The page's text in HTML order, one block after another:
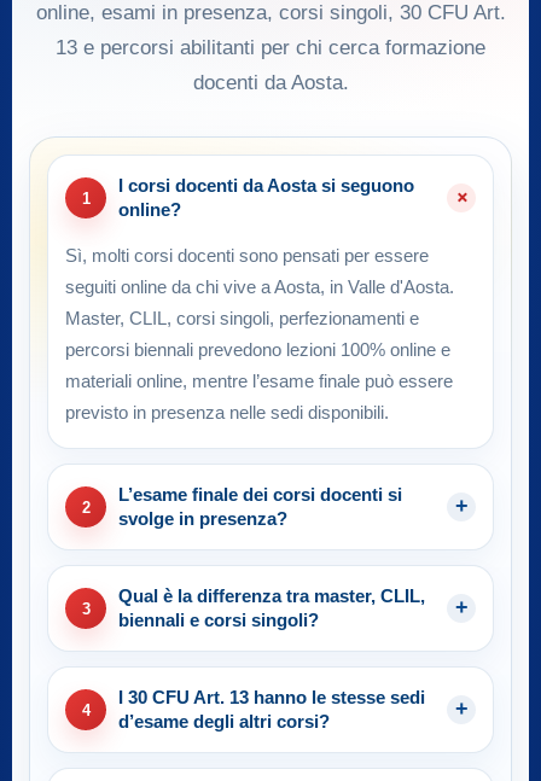
online, esami in presenza, corsi singoli, 30 CFU Art.
13 e percorsi abilitanti per chi cerca formazione
docenti da Aosta.
1
I corsi docenti da Aosta si seguono
online?
Sì, molti corsi docenti sono pensati per essere
seguiti online da chi vive a Aosta, in Valle d'Aosta.
Master, CLIL, corsi singoli, perfezionamenti e
percorsi biennali prevedono lezioni 100% online e
materiali online, mentre l’esame finale può essere
previsto in presenza nelle sedi disponibili.
2
L’esame finale dei corsi docenti si
svolge in presenza?
3
Qual è la differenza tra master, CLIL,
biennali e corsi singoli?
4
I 30 CFU Art. 13 hanno le stesse sedi
d’esame degli altri corsi?